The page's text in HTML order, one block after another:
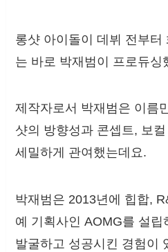
롱샷 아이돌이 데뷔 전부터
는 바로 박재범이 프로듀싱
제작자로서 박재범은 이름
샷의 방향성과 콘셉트, 보
세밀하게 관여했는데요.
박재범은 2013년에 힙합,
예 기획사인 AOMG를 설
발굴하고 성공시킨 경험이